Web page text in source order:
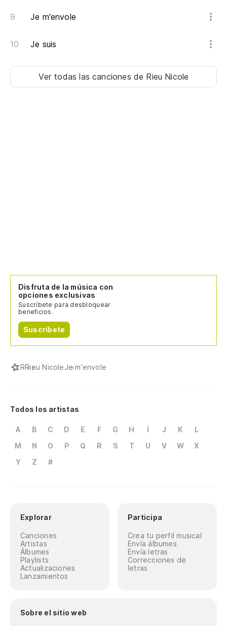
Je m'envole
Je suis
Ver todas las canciones de Rieu Nicole
Disfruta de la música con
opciones exclusivas
Suscríbete para desbloquear
beneficios.
Suscríbete
RRieu NicoleJe m'envole
Todos los artistas
A B C D E F G H I J K
L
M
N O P Q R S T U V W
X
Y
Z #
Explorar
Canciones
Artistas
Álbumes
Playlists
Actualizaciones
Lanzamientos
Participa
Crea tu perfil musical
Envía álbumes
Envía letras
Correcciones de
letras
Sobre el sitio web